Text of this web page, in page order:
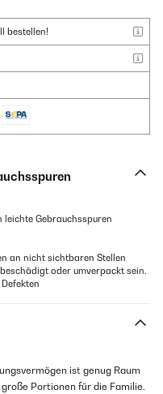
bestellen!
Gebrauchsspuren
an nicht sichtbaren Stellen
oder umverpackt sein.
ist genug Raum
Portionen für die Familie.